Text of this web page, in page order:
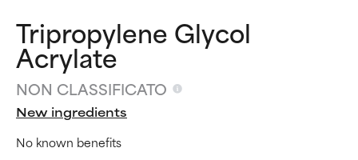
Tripropylene Glycol
Acrylate
NON CLASSIFICATO
New ingredients
No known benefits